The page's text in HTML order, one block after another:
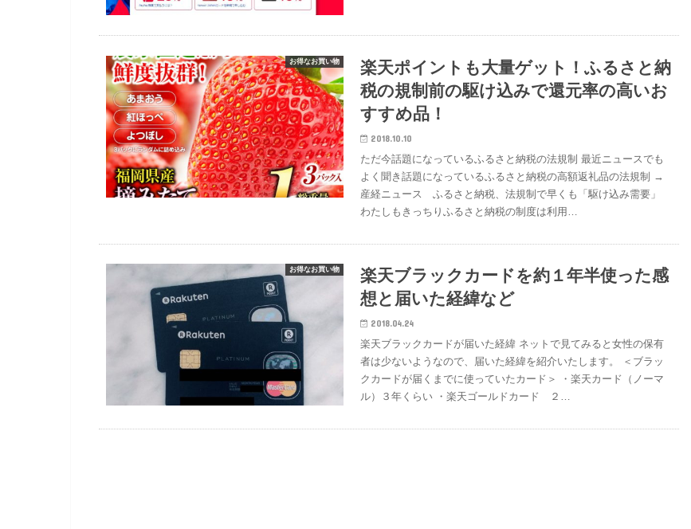
お得なお買い物
楽天ポイントも大量ゲット！ふるさと納
税の規制前の駆け込みで還元率の高いお
すすめ品！
2018.10.10
ただ今話題になっているふるさと納税の法規制 最近ニュースでも
よく聞き話題になっているふるさと納税の高額返礼品の法規制 →
産経ニュース ふるさと納税、法規制で早くも「駆け込み需要」
わたしもきっちりふるさと納税の制度は利用…
お得なお買い物
楽天ブラックカードを約１年半使った感
想と届いた経緯など
2018.04.24
楽天ブラックカードが届いた経緯 ネットで見てみると女性の保有
者は少ないようなので、届いた経緯を紹介いたします。 ＜ブラッ
クカードが届くまでに使っていたカード＞ ・楽天カード（ノーマ
ル）３年くらい ・楽天ゴールドカード ２…